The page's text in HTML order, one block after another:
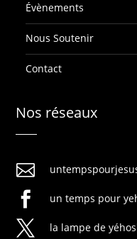
Évènements
Nous Soutenir
Contact
Nos réseaux

 un temps pour
 la lampe de